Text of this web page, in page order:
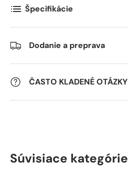
Špecifikácie
Dodanie a preprava
ČASTO KLADENÉ OTÁZKY
Súvisiace kategórie